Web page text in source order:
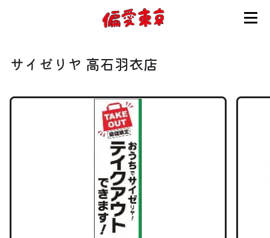
使い方
サイゼリヤ 高石羽衣店